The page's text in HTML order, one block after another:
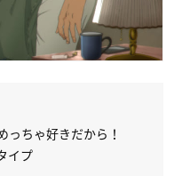
っちゃ好きだから！
イプ